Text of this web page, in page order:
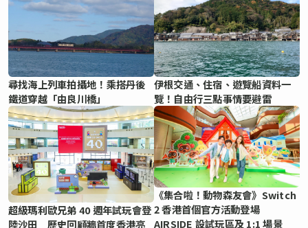
尋找海上列車拍攝地！乘搭丹後
鐵道穿越「由良川橋」
伊根交通、住宿、遊覽船資料一
覽！自由行三點事情要避雷
超級瑪利歐兄弟 40 週年試玩會登
陸沙田 歷史回顧牆首度香港亮
《集合啦！動物森友會》Switch
2 香港首個官方活動登場
AIRSIDE 設試玩區及 1:1 場景